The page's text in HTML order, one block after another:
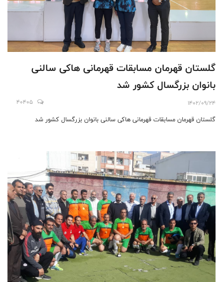
گلستان قهرمان مسابقات قهرمانی هاکی سالنی
بانوان بزرگسال کشور شد
1402/09/24
40405
گلستان قهرمان مسابقات قهرمانی هاکی سالنی بانوان بزرگسال کشور شد